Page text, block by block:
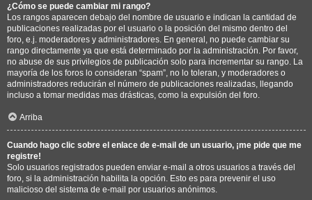
¿Cómo se puede cambiar mi rango?
Los rangos aparecen debajo del nombre de usuario e indican la cantidad de
publicaciones realizadas por el usuario o la posición del mismo dentro del
foro, e.j. moderadores y administradores. En general, no puede cambiar su
rango directamente ya que está determinado por la administración. Por favor,
no abuse de sus privilegios de publicación solo para incrementar su rango. La
mayoría de los foros lo consideran “spam”, no lo toleran, y moderadores o
administradores reducirán el número de publicaciones realizadas, llegando
incluso a tomar medidas mas drásticas, como la expulsión del foro.
Arriba
Cuando hago clic sobre el enlace de e-mail de un usuario, ¡me pide que me
registre!
Solo usuarios registrados pueden enviar e-mail a otros usuarios a través del
foro, si la administración habilita la opción. Esto es para prevenir el uso
malicioso del sistema de e-mail por usuarios anónimos.